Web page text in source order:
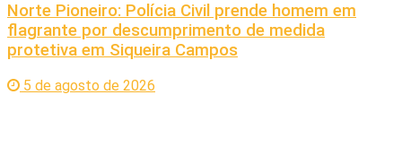
Norte Pioneiro: Polícia Civil prende homem em
flagrante por descumprimento de medida
protetiva em Siqueira Campos
5 de agosto de 2026